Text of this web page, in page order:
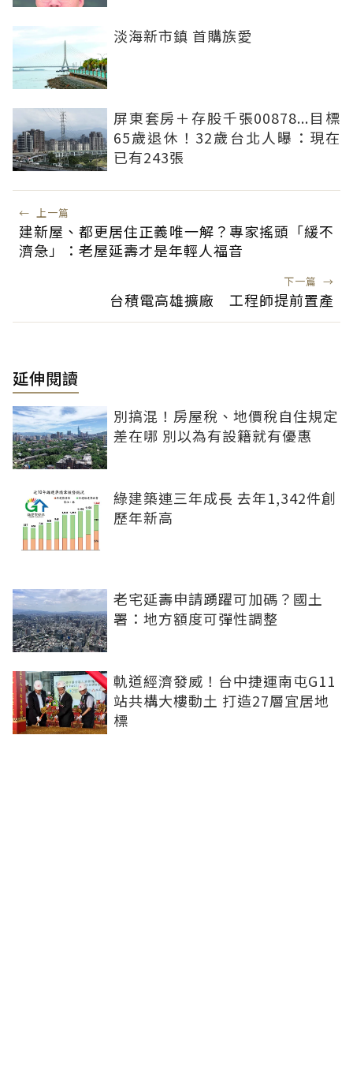
淡海新市鎮 首購族愛
屏東套房＋存股千張00878...目標
65歲退休！32歲台北人曝：現在
已有243張
← 上一篇
建新屋、都更居住正義唯一解？專家搖頭「緩不
濟急」：老屋延壽才是年輕人福音
下一篇 →
台積電高雄擴廠 工程師提前置產
延伸閱讀
別搞混！房屋稅、地價稅自住規定
差在哪 別以為有設籍就有優惠
綠建築連三年成長 去年1,342件創
歷年新高
老宅延壽申請踴躍可加碼？國土
署：地方額度可彈性調整
軌道經濟發威！台中捷運南屯G11
站共構大樓動土 打造27層宜居地
標